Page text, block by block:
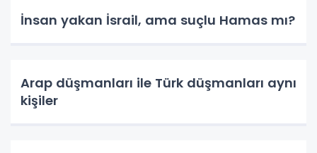
İnsan yakan İsrail, ama suçlu Hamas mı?
Arap düşmanları ile Türk düşmanları aynı
kişiler